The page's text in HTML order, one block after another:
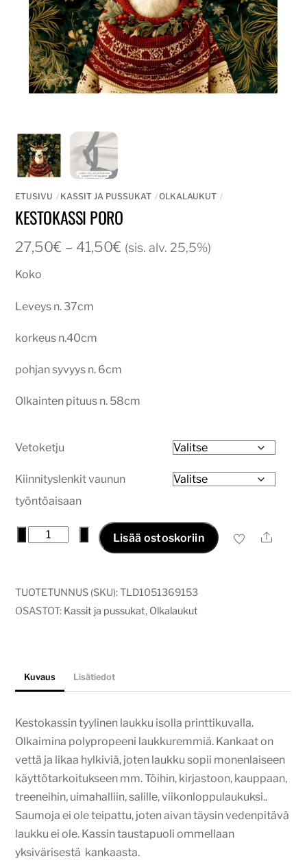
ETUSIVU KASSIT JA PUSSUKAT OLKALAUKUT
KESTOKASSI PORO
27,50€ – 41,50€ Hintaluokka:
(sis. alv. 25,5%)
Koko
Leveys n. 37cm
korkeus n.40cm
pohjan syvyys n. 6cm
Olkainten pituus n. 58cm
Vetoketju
Kiinnityslenkit vaunun
työntöaisaan
Kestokassi
Lisää ostoskoriin Ale
TUOTETUNNUS (SKU):TLD1051369153
OSASTOT: Kassit ja pussukat, Olkalaukut
Kuvaus Lisätiedot
Kestokassin tyylinen laukku isolla printtikuvalla.
Olkaimina polypropeeni laukkuremmiä. Kankaat on
vettä ja likaa hylkiviä, joten laukku sopii monenlaiseen
käyttötarkoitukseen mm. Töihin, kirjastoon, kauppaan,
treeneihin, uimahalliin, salille, viikonloppulaukuksi..
Saumoja ei ole teipattu, joten aivan täysin vedenpitävä
laukku ei ole. Kassin taustapuoli ommellaan
yksivärisestä kankaasta.